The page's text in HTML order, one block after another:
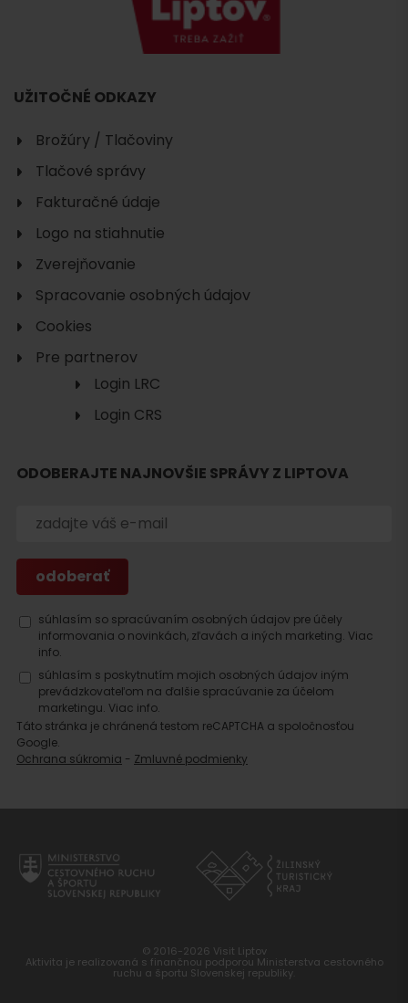
Hľadať
ubytovanie
UŽITOČNÉ ODKAZY
Brožúry / Tlačoviny
Tlačové správy
Fakturačné údaje
Logo na stiahnutie
Zverejňovanie
Spracovanie osobných údajov
Cookies
Pre partnerov
Login LRC
Login CRS
ODOBERAJTE NAJNOVŠIE SPRÁVY Z LIPTOVA
súhlasím so spracúvaním osobných údajov pre účely
informovania o novinkách, zľavách a iných marketing. Viac
info.
súhlasím s poskytnutím mojich osobných údajov iným
prevádzkovateľom na ďalšie spracúvanie za účelom
marketingu. Viac info.
Táto stránka je chránená testom reCAPTCHA a spoločnosťou
Google.
Ochrana súkromia - Zmluvné podmienky
© 2016-2026 Visit Liptov
Aktivita je realizovaná s finančnou podporou Ministerstva cestovného
ruchu a športu Slovenskej republiky.